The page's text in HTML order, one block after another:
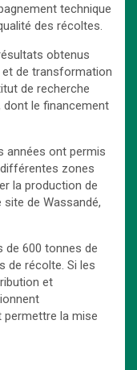
technique
des récoltes.
obtenus
de transformation
de recherche
dont le financement
années ont permis
zones
la production de
de Wassandé,
de 600 tonnes de
de récolte. Si les
et
la mise